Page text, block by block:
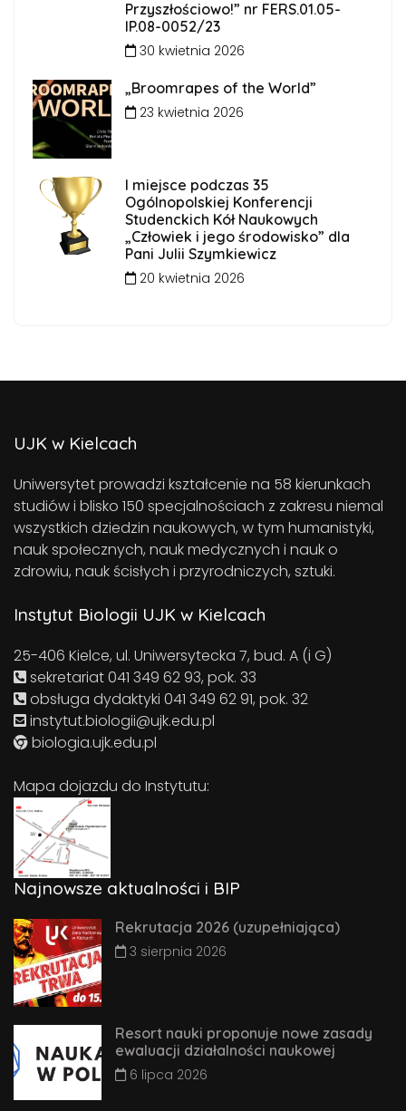
Przyszłościowo!” nr FERS.01.05-
IP.08-0052/23
30 kwietnia 2026
„Broomrapes of the World”
23 kwietnia 2026
I miejsce podczas 35
Ogólnopolskiej Konferencji
Studenckich Kół Naukowych
„Człowiek i jego środowisko” dla
Pani Julii Szymkiewicz
20 kwietnia 2026
UJK w Kielcach
Uniwersytet prowadzi kształcenie na 58 kierunkach
studiów i blisko 150 specjalnościach z zakresu niemal
wszystkich dziedzin naukowych, w tym humanistyki,
nauk społecznych, nauk medycznych i nauk o
zdrowiu, nauk ścisłych i przyrodniczych, sztuki.
Instytut Biologii UJK w Kielcach
25-406 Kielce, ul. Uniwersytecka 7, bud. A (i G)
sekretariat 041 349 62 93, pok. 33
obsługa dydaktyki 041 349 62 91, pok. 32
instytut.biologii@ujk.edu.pl
biologia.ujk.edu.pl
Mapa dojazdu do Instytutu:
Najnowsze aktualności i BIP
Rekrutacja 2026 (uzupełniająca)
3 sierpnia 2026
Resort nauki proponuje nowe zasady
ewaluacji działalności naukowej
6 lipca 2026